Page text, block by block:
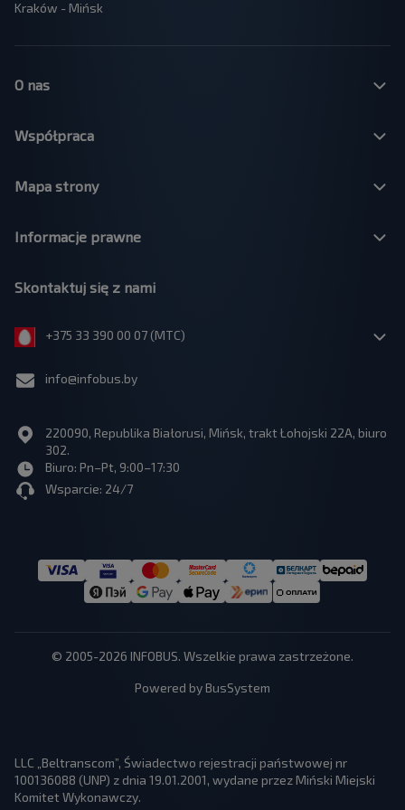
Kraków - Mińsk
O nas
Współpraca
Mapa strony
Informacje prawne
Skontaktuj się z nami
+375 33 390 00 07 (МТС)
info@infobus.by
220090, Republika Białorusi, Mińsk, trakt Łohojski 22A, biuro
302.
Biuro: Pn–Pt, 9:00–17:30
Wsparcie: 24/7
© 2005-2026 INFOBUS. Wszelkie prawa zastrzeżone.
Powered by BusSystem
LLC „Beltranscom”, Świadectwo rejestracji państwowej nr
100136088 (UNP) z dnia 19.01.2001, wydane przez Miński Miejski
Komitet Wykonawczy.